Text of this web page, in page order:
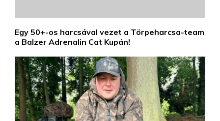
Egy 50+-os harcsával vezet a Törpeharcsa-team
a Balzer Adrenalin Cat Kupán!